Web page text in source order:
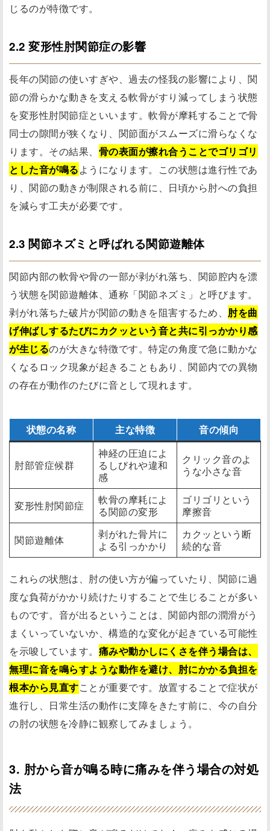
じるのが特徴です。
2.2 変形性肘関節症の影響
長年の関節の使いすぎや、過去の怪我の影響により、関
節の滑らかな動きを支える軟骨がすり減ってしまう状態
を変形性肘関節症といいます。軟骨が摩耗することで骨
同士の隙間が狭くなり、関節面がスムーズに滑らなくな
ります。その結果、 骨の表面が擦れ合うことでゴリゴリ
とした音が鳴るようになります。この状態は進行性であ
り、関節の動きが制限される前に、日頃から肘への負担
を減らす工夫が必要です。
2.3 関節ネズミと呼ばれる関節遊離体
関節内部の軟骨や骨の一部が剥がれ落ち、関節腔内を漂
う状態を関節遊離体、通称「関節ネズミ」と呼びます。
剥がれ落ちた破片が関節の動きを阻害するため、 肘を曲
げ伸ばしするたびにカクッという音と共に引っかかり感
が生じるのが大きな特徴です。特定の角度で急に動かな
くなるロック現象が起きることもあり、関節内での異物
の存在が動作のたびに音として現れます。
状態の名称 主な特徴 音の傾向
肘部管症候群
神経の圧迫によ
るしびれや違和
感
クリック音のよ
うな小さな音
変形性肘関節症
軟骨の摩耗によ
る関節の変形
ゴリゴリという
摩擦音
関節遊離体
剥がれた骨片に
よる引っかかり
カクッという断
続的な音
これらの状態は、肘の使い方が偏っていたり、関節に過
度な負荷がかかり続けたりすることで生じることが多い
ものです。音が出るということは、関節内部の潤滑がう
まくいっていないか、構造的な変化が起きている可能性
を示唆しています。 痛みや動かしにくさを伴う場合は、
無理に音を鳴らすような動作を避け、肘にかかる負担を
根本から見直すことが重要です。放置することで症状が
進行し、日常生活の動作に支障をきたす前に、今の自分
の肘の状態を冷静に観察してみましょう。
3. 肘から音が鳴る時に痛みを伴う場合の対処
法